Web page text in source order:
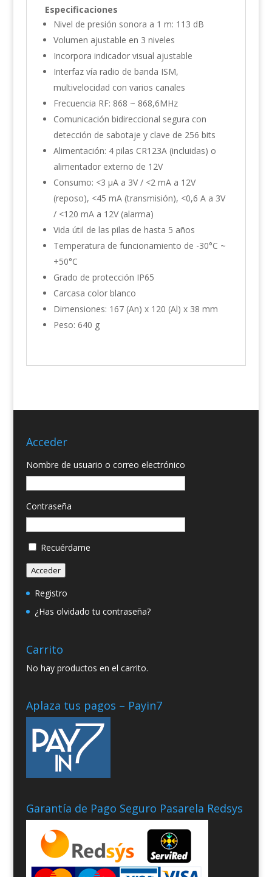
Especificaciones
Nivel de presión sonora a 1 m: 113 dB
Volumen ajustable en 3 niveles
Incorpora indicador visual ajustable
Interfaz vía radio de banda ISM,
multivelocidad con varios canales
Frecuencia RF: 868 ~ 868,6MHz
Comunicación bidireccional segura con
detección de sabotaje y clave de 256 bits
Alimentación: 4 pilas CR123A (incluidas) o
alimentador externo de 12V
Consumo: <3 µA a 3V / <2 mA a 12V
(reposo), <45 mA (transmisión), <0,6 A a 3V
/ <120 mA a 12V (alarma)
Vida útil de las pilas de hasta 5 años
Temperatura de funcionamiento de -30°C ~
+50°C
Grado de protección IP65
Carcasa color blanco
Dimensiones: 167 (An) x 120 (Al) x 38 mm
Peso: 640 g
Acceder
Nombre de usuario o correo electrónico
Contraseña
Recuérdame
Acceder
Registro
¿Has olvidado tu contraseña?
Carrito
No hay productos en el carrito.
Aplaza tus pagos – Payin7
Garantía de Pago Seguro Pasarela Redsys